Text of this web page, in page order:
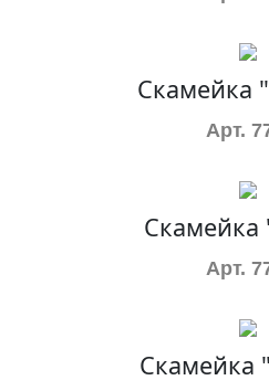
Скамейка
Арт.
Скамейка
Арт.
Скамейка